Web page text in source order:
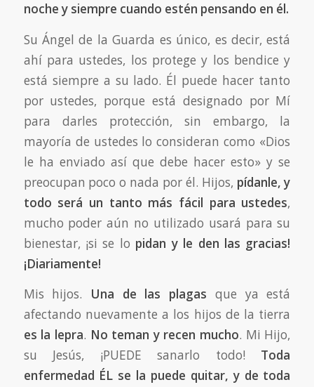
noche y siempre cuando estén pensando en él.
Su Ángel de la Guarda es único, es decir, está
ahí para ustedes, los protege y los bendice y
está siempre a su lado. Él puede hacer tanto
por ustedes, porque está designado por Mí
para darles protección, sin embargo, la
mayoría de ustedes lo consideran como «Dios
le ha enviado así que debe hacer esto» y se
preocupan poco o nada por él. Hijos, pídanle, y
todo será un tanto más fácil para ustedes,
mucho poder aún no utilizado usará para su
bienestar, ¡si se lo pidan y le den las gracias!
¡Diariamente!
Mis hijos. Una de las plagas que ya está
afectando nuevamente a los hijos de la tierra
es la lepra. No teman y recen mucho. Mi Hijo,
su Jesús, ¡PUEDE sanarlo todo! Toda
enfermedad ÉL se la puede quitar, y de toda